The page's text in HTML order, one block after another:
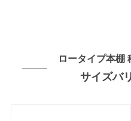
ロータイプ本棚
サイズバ